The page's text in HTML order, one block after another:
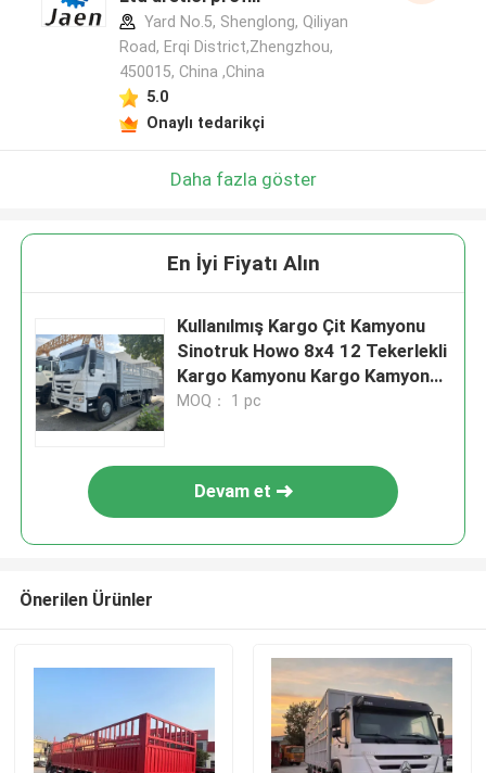
Yard No.5, Shenglong, Qiliyan
Road, Erqi District,Zhengzhou,
450015, China ,China
5.0
Onaylı tedarikçi
Daha fazla göster
En İyi Fiyatı Alın
Kullanılmış Kargo Çit Kamyonu
Sinotruk Howo 8x4 12 Tekerlekli
Kargo Kamyonu Kargo Kamyon
Kamyonu
MOQ： 1 pc
Devam et
Önerilen Ürünler